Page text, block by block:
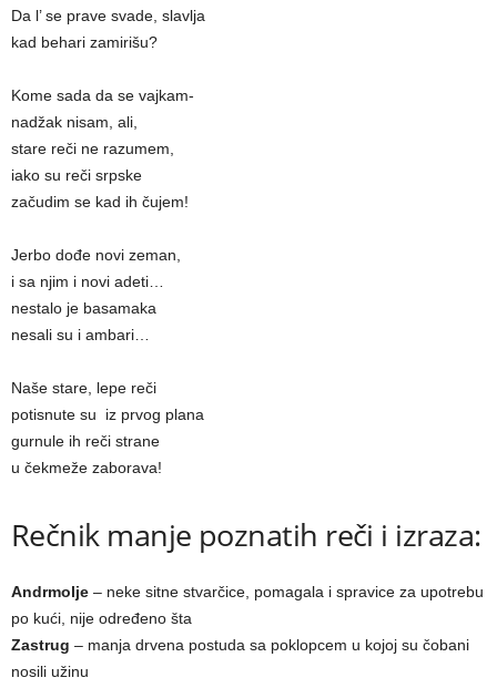
Da l’ se prave svade, slavlјa
kad behari zamirišu?
Kome sada da se vajkam-
nadžak nisam, ali,
stare reči ne razumem,
iako su reči srpske
začudim se kad ih čujem!
Jerbo dođe novi zeman,
i sa njim i novi adeti…
nestalo je basamaka
nesali su i ambari…
Naše stare, lepe reči
potisnute su iz prvog plana
gurnule ih reči strane
u čekmeže zaborava!
Rečnik manje poznatih reči i izraza:
Andrmolјe – neke sitne stvarčice, pomagala i spravice za upotrebu
po kući, nije određeno šta
Zastrug – manja drvena postuda sa poklopcem u kojoj su čobani
nosili užinu